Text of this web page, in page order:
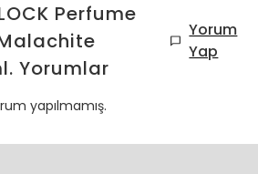
Perfume
Yorumlar
Yorum
Yap
yapılmamış.